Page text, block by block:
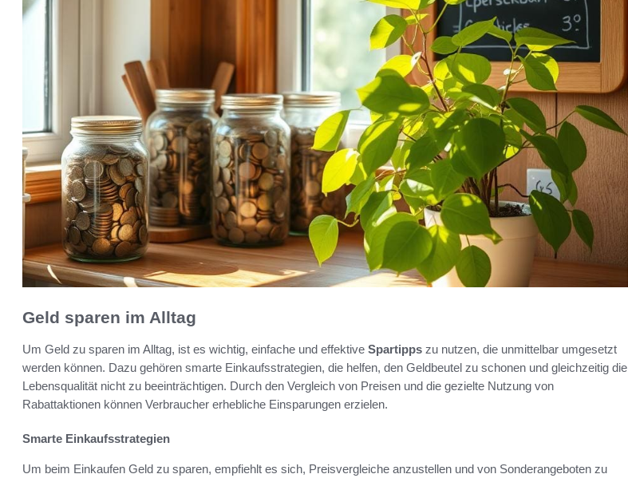
Geld sparen im Alltag
Um Geld zu sparen im Alltag, ist es wichtig, einfache und effektive Spartipps zu nutzen, die unmittelbar umgesetzt
werden können. Dazu gehören smarte Einkaufsstrategien, die helfen, den Geldbeutel zu schonen und gleichzeitig die
Lebensqualität nicht zu beeinträchtigen. Durch den Vergleich von Preisen und die gezielte Nutzung von
Rabattaktionen können Verbraucher erhebliche Einsparungen erzielen.
Smarte Einkaufsstrategien
Um beim Einkaufen Geld zu sparen, empfiehlt es sich, Preisvergleiche anzustellen und von Sonderangeboten zu